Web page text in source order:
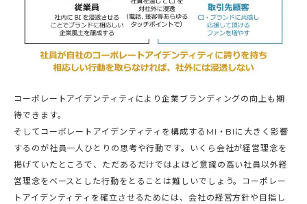
コーポレートアイデンティティにより企業ブランディングの向上も期
待できます。
そしてコーポレートアイデンティティを構成するMI・BIに大きく影響
するのが社員一人ひとりの思考や行動です。いくら会社が経営理念を
掲げていたところで、ただあるだけではよほど意識の高い社員以外経
営理念をベースとした行動をとることは難しいでしょう。コーポレー
トアイデンティティを確立させるためには、会社の経営方針や目指し